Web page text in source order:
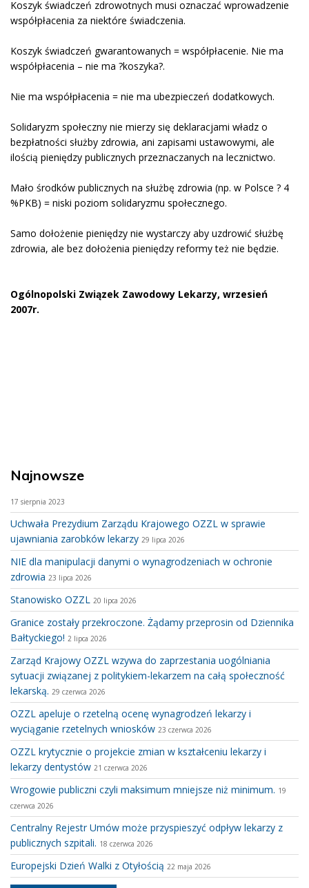
Koszyk świadczeń zdrowotnych musi oznaczać wprowadzenie
współpłacenia za niektóre świadczenia.
Koszyk świadczeń gwarantowanych = współpłacenie. Nie ma
współpłacenia – nie ma ?koszyka?.
Nie ma współpłacenia = nie ma ubezpieczeń dodatkowych.
Solidaryzm społeczny nie mierzy się deklaracjami władz o
bezpłatności służby zdrowia, ani zapisami ustawowymi, ale
ilością pieniędzy publicznych przeznaczanych na lecznictwo.
Mało środków publicznych na służbę zdrowia (np. w Polsce ? 4
%PKB) = niski poziom solidaryzmu społecznego.
Samo dołożenie pieniędzy nie wystarczy aby uzdrowić służbę
zdrowia, ale bez dołożenia pieniędzy reformy też nie będzie.
Ogólnopolski Związek Zawodowy Lekarzy, wrzesień
2007r.
Najnowsze
17 sierpnia 2023
Uchwała Prezydium Zarządu Krajowego OZZL w sprawie
ujawniania zarobków lekarzy 29 lipca 2026
NIE dla manipulacji danymi o wynagrodzeniach w ochronie
zdrowia 23 lipca 2026
Stanowisko OZZL 20 lipca 2026
Granice zostały przekroczone. Żądamy przeprosin od Dziennika
Bałtyckiego! 2 lipca 2026
Zarząd Krajowy OZZL wzywa do zaprzestania uogólniania
sytuacji związanej z politykiem-lekarzem na całą społeczność
lekarską. 29 czerwca 2026
OZZL apeluje o rzetelną ocenę wynagrodzeń lekarzy i
wyciąganie rzetelnych wniosków 23 czerwca 2026
OZZL krytycznie o projekcie zmian w kształceniu lekarzy i
lekarzy dentystów 21 czerwca 2026
Wrogowie publiczni czyli maksimum mniejsze niż minimum. 19
czerwca 2026
Centralny Rejestr Umów może przyspieszyć odpływ lekarzy z
publicznych szpitali. 18 czerwca 2026
Europejski Dzień Walki z Otyłością 22 maja 2026